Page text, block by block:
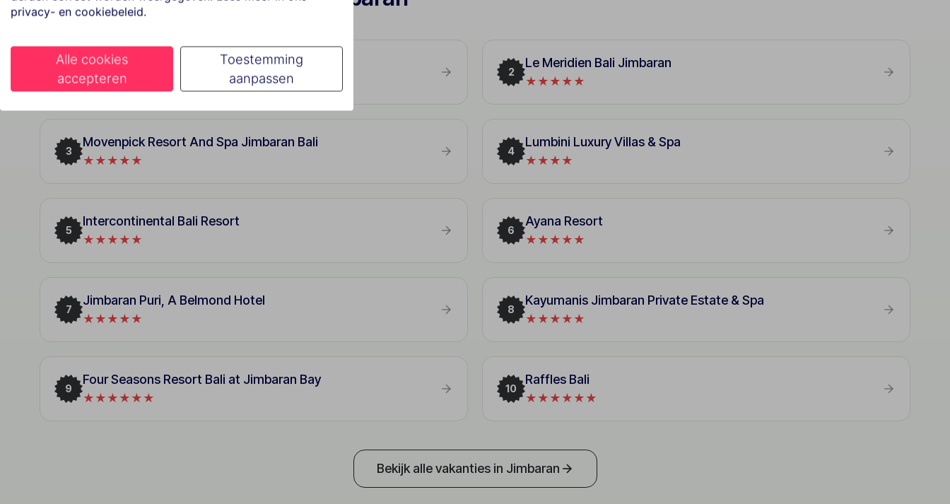
FOX Hotel Jimbaran Beach Bali
★★★
2
Le Meridien Bali Jimbaran
★★★★★
3
Movenpick Resort And Spa Jimbaran Bali
★★★★★
4
Lumbini Luxury Villas & Spa
★★★★
5
Intercontinental Bali Resort
★★★★★
6
Ayana Resort
★★★★★
7
Jimbaran Puri, A Belmond Hotel
★★★★★
8
Kayumanis Jimbaran Private Estate & Spa
★★★★★
9
Four Seasons Resort Bali at Jimbaran Bay
★★★★★★
10
Raffles Bali
★★★★★★
Bekijk alle vakanties in Jimbaran
privacy- en cookiebeleid.
Alle cookies
accepteren
Toestemming
aanpassen